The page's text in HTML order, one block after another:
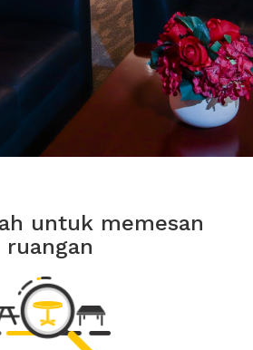
untuk memesan
ruangan